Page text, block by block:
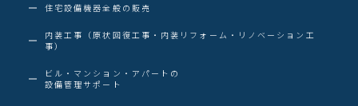
住宅設備機器全般の販売
内装工事（原状回復工事・内装リフォーム・リノベーション工
事）
ビル・マンション・アパートの
設備管理サポート